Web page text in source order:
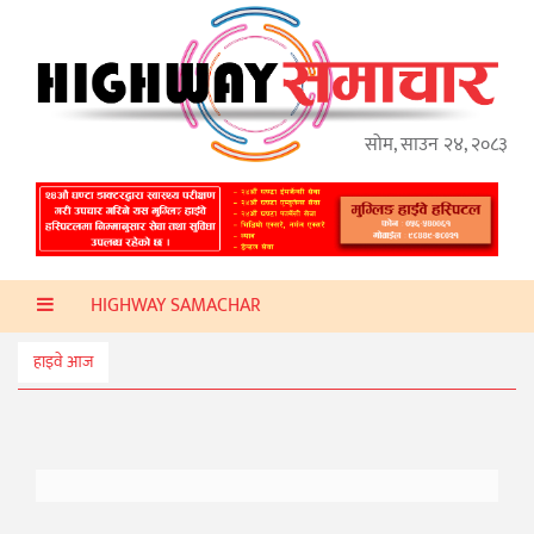
सोम, साउन २४, २०८३
गृहपृष्ठ
ताजा
समाचार
प्रदेश
प्रविधि
स्वास्थ्य
HIGHWAY SAMACHAR
हाइवे आज